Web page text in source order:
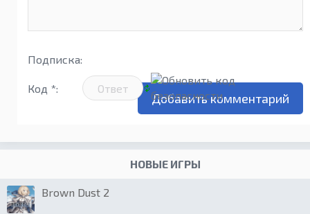
Подписка:
Код *:
НОВЫЕ ИГРЫ
Brown Dust 2